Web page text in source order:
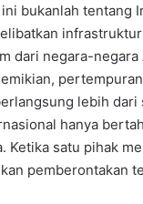
bukanlah tentang
dari negara-
lebih
hanya
Ketika satu pihak
pemberontakan